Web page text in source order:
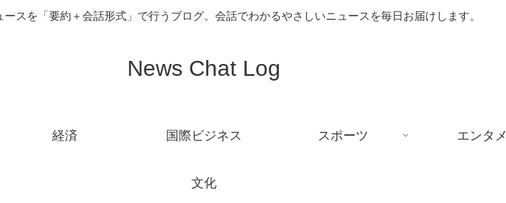
ースを「要約＋会話形式」で行うブログ。会話でわかるやさしいニュースを毎日お届けします。
News Chat Log
経済 国際ビジネス スポーツ エンタメ
文化